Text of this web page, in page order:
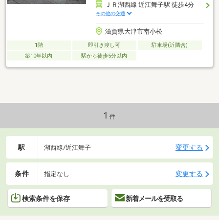
ＪＲ湖西線 近江舞子駅 徒歩4分
その他の交通
滋賀県大津市南小松
1階 即引き渡し可
駐車場(近隣含)
築10年以内
駅から徒歩5分以内
1 件
駅 湖西線/近江舞子 変更する
条件 指定なし 変更する
検索条件を保存 新着メールを受取る